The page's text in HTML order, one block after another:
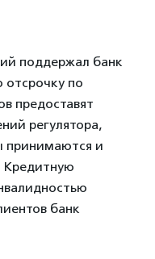
поддержал банк
отсрочку по
предоставят
регулятора,
принимаются и
Кредитную
банк